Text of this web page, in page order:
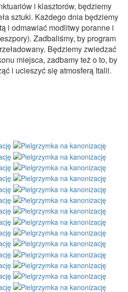
i klasztorów, będziemy
sztuki. Każdego dnia będziemy
i odmawiać modlitwy poranne i
Zadbaliśmy, by program
Będziemy zwiedzać
miejsca, zadbamy też o to, by
i ucieszyć się atmosferą Italii.